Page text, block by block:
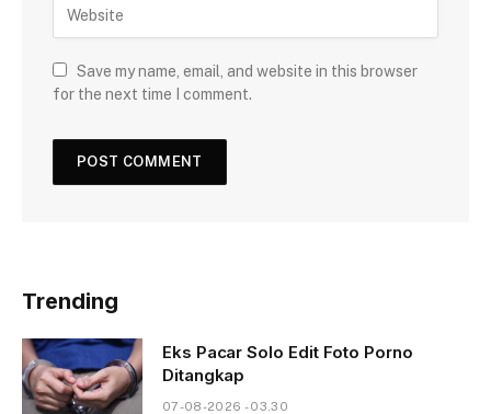
Save my name, email, and website in this browser
for the next time I comment.
Trending
Eks Pacar Solo Edit Foto Porno
Ditangkap
07-08-2026 - 03.30